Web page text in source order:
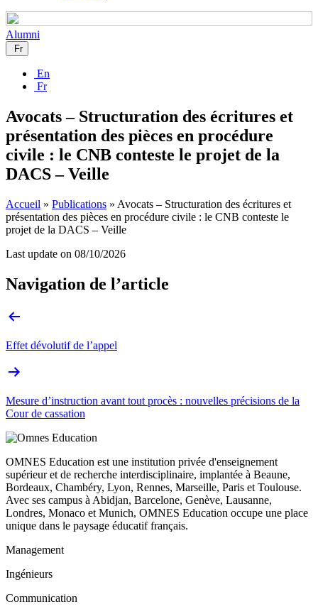
Alumni
Fr
En
Fr
Avocats – Structuration des écritures et
présentation des pièces en procédure
civile : le CNB conteste le projet de la
DACS – Veille
Accueil » Publications » Avocats – Structuration des écritures et
présentation des pièces en procédure civile : le CNB conteste le
projet de la DACS – Veille
Last update on 08/10/2026
Navigation de l’article
Effet dévolutif de l’appel
Mesure d’instruction avant tout procès : nouvelles précisions de la
Cour de cassation
OMNES Education est une institution privée d'enseignement
supérieur et de recherche interdisciplinaire, implantée à Beaune,
Bordeaux, Chambéry, Lyon, Rennes, Marseille, Paris et Toulouse.
Avec ses campus à Abidjan, Barcelone, Genève, Lausanne,
Londres, Monaco et Munich, OMNES Education occupe une place
unique dans le paysage éducatif français.
Management
Ingénieurs
Communication